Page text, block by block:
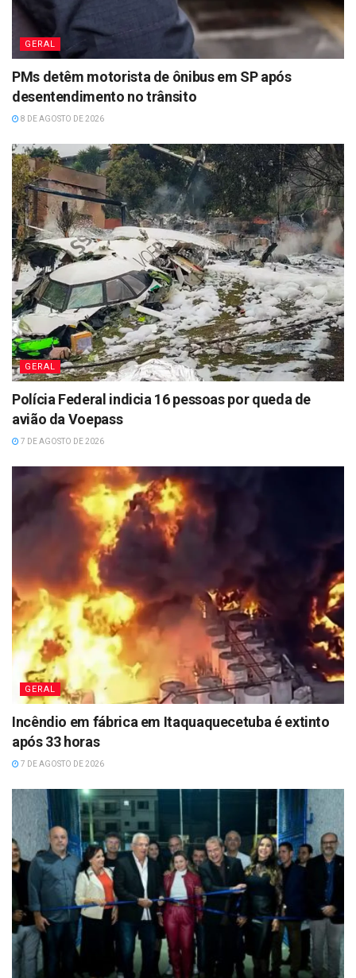
GERAL
PMs detêm motorista de ônibus em SP após
desentendimento no trânsito
8 DE AGOSTO DE 2026
GERAL
Polícia Federal indicia 16 pessoas por queda de
avião da Voepass
7 DE AGOSTO DE 2026
GERAL
Incêndio em fábrica em Itaquaquecetuba é extinto
após 33 horas
7 DE AGOSTO DE 2026